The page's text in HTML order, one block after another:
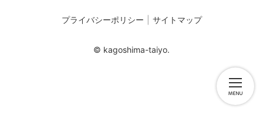
プライバシーポリシー サイトマップ
© kagoshima-taiyo.